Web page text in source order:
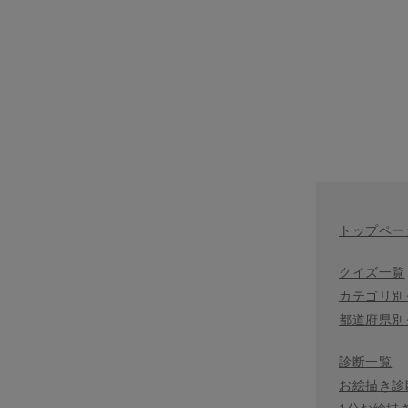
トップペー
クイズ一覧
カテゴリ
都道府県
診断一覧
お絵描き